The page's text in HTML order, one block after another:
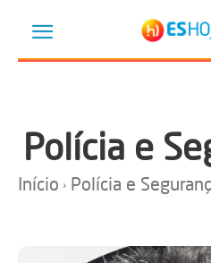
Polícia e
Início Polícia e